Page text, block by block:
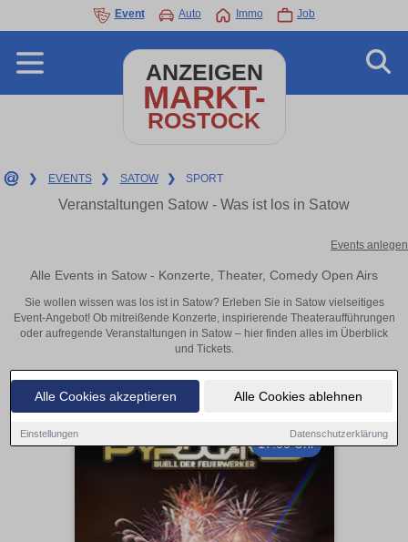
Alle Cookies akzeptieren Alle Cookies ablehnen
Einstellungen Datenschutzerklärung
Event Auto Immo Job
ANZEIGEN
MARKT-
ROSTOCK
❯ EVENTS ❯ SATOW ❯ SPORT
Veranstaltungen Satow - Was ist los in Satow
Events anlegen
Alle Events in Satow - Konzerte, Theater, Comedy Open Airs
Sie wollen wissen was los ist in Satow? Erleben Sie in Satow vielseitiges
Event-Angebot! Ob mitreißende Konzerte, inspirierende Theateraufführungen
oder aufregende Veranstaltungen in Satow – hier finden alles im Überblick
und Tickets.
17:00 Uhr